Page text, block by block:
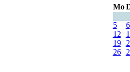
Mo
5
6
12
19
26